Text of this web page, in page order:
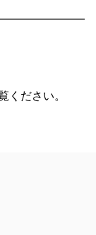
ください。